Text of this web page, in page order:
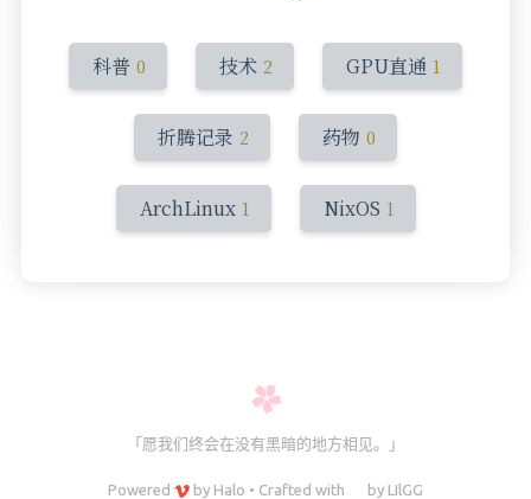
科普 0 技术 2 GPU直通 1
折腾记录 2 药物 0
ArchLinux 1 NixOS 1
「愿我们终会在没有黑暗的地方相见。」
Powered by Halo • Crafted with by LIlGG